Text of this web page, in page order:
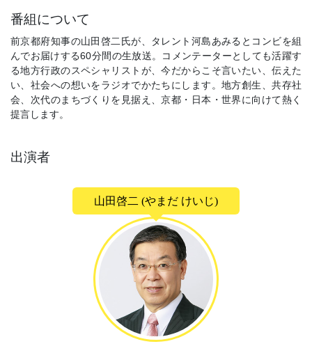
番組について
前京都府知事の山田啓二氏が、タレント河島あみるとコンビを組
んでお届けする60分間の生放送。コメンテーターとしても活躍す
る地方行政のスペシャリストが、今だからこそ言いたい、伝えた
い、社会への想いをラジオでかたちにします。地方創生、共存社
会、次代のまちづくりを見据え、京都・日本・世界に向けて熱く
提言します。
出演者
山田啓二 (やまだ けいじ)